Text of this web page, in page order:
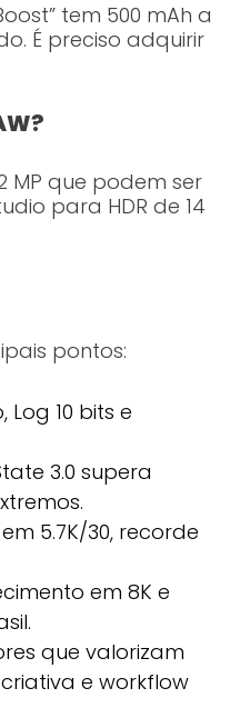
tem 500 mAh a
É preciso adquirir
MP que podem ser
para HDR de 14
pontos:
Log 10 bits e
3.0 supera
em 5.7K/30, recorde
em 8K e
que valorizam
e workflow